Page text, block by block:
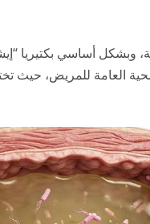
وبشكل أساسي بكتيريا
العامة للمريض، حيث